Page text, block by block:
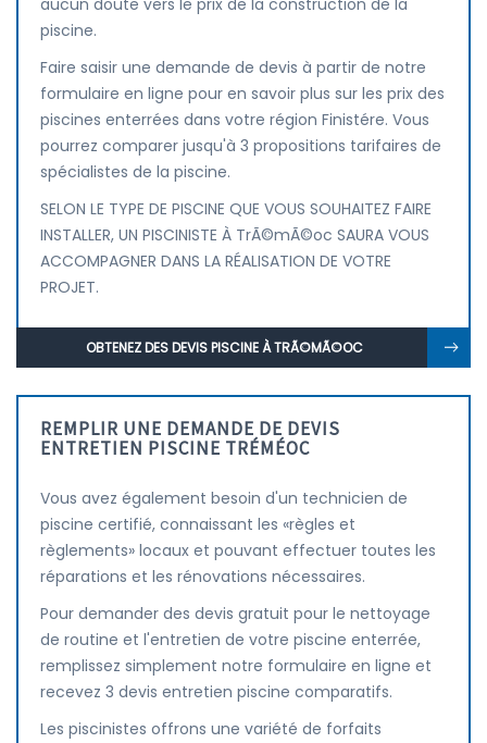
aucun doute vers le prix de la construction de la
piscine.
Faire saisir une demande de devis à partir de notre
formulaire en ligne pour en savoir plus sur les prix des
piscines enterrées dans votre région Finistére. Vous
pourrez comparer jusqu'à 3 propositions tarifaires de
spécialistes de la piscine.
SELON LE TYPE DE PISCINE QUE VOUS SOUHAITEZ FAIRE
INSTALLER, UN PISCINISTE À TrÃ©mÃ©oc SAURA VOUS
ACCOMPAGNER DANS LA RÉALISATION DE VOTRE
PROJET.
OBTENEZ DES DEVIS PISCINE À TRÃ©MÃ©OC
REMPLIR UNE DEMANDE DE DEVIS
ENTRETIEN PISCINE TRÉMÉOC
Vous avez également besoin d'un technicien de
piscine certifié, connaissant les «règles et
règlements» locaux et pouvant effectuer toutes les
réparations et les rénovations nécessaires.
Pour demander des devis gratuit pour le nettoyage
de routine et l'entretien de votre piscine enterrée,
remplissez simplement notre formulaire en ligne et
recevez 3 devis entretien piscine comparatifs.
Les piscinistes offrons une variété de forfaits